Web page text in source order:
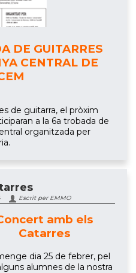
DE GUITARRES
CENTRAL DE
de guitarra, el pròxim
a la 6a trobada de
organitzada per
Escrit per EMMO
amb els
Catarres
dia 25 de febrer, pel
alumnes de la nostra